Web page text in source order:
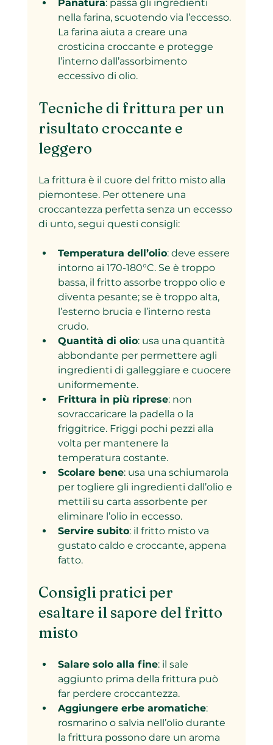
Panatura: passa gli ingredienti
nella farina, scuotendo via l’eccesso.
La farina aiuta a creare una
crosticina croccante e protegge
l’interno dall’assorbimento
eccessivo di olio.
Tecniche di frittura per un
risultato croccante e
leggero
La frittura è il cuore del fritto misto alla
piemontese. Per ottenere una
croccantezza perfetta senza un eccesso
di unto, segui questi consigli:
Temperatura dell’olio: deve essere
intorno ai 170-180°C. Se è troppo
bassa, il fritto assorbe troppo olio e
diventa pesante; se è troppo alta,
l’esterno brucia e l’interno resta
crudo.
Quantità di olio: usa una quantità
abbondante per permettere agli
ingredienti di galleggiare e cuocere
uniformemente.
Frittura in più riprese: non
sovraccaricare la padella o la
friggitrice. Friggi pochi pezzi alla
volta per mantenere la
temperatura costante.
Scolare bene: usa una schiumarola
per togliere gli ingredienti dall’olio e
mettili su carta assorbente per
eliminare l’olio in eccesso.
Servire subito: il fritto misto va
gustato caldo e croccante, appena
fatto.
Consigli pratici per
esaltare il sapore del fritto
misto
Salare solo alla fine: il sale
aggiunto prima della frittura può
far perdere croccantezza.
Aggiungere erbe aromatiche:
rosmarino o salvia nell’olio durante
la frittura possono dare un aroma